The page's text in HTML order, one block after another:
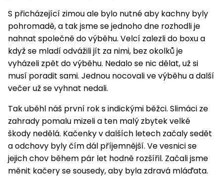
S přicházející zimou ale bylo nutné aby kachny byly
pohromadě, a tak jsme se jednoho dne rozhodli je
nahnat společně do výběhu. Velcí zalezli do boxu a
když se mladí odvážili jít za nimi, bez okolků je
vyházeli zpět do výběhu. Nedalo se nic dělat, už si
musí poradit sami. Jednou nocovali ve výběhu a další
večer už se vyhnat nedali.
Tak uběhl náš první rok s indickými běžci. Slimáci ze
zahrady pomalu mizeli a ten malý zbytek velké
škody nedělá. Kačenky v dalších letech začaly sedět
a odchovy byly čím dál příjemnější. Ve vesnici se
jejich chov během pár let hodně rozšířil. Začali jsme
měnit kačery se sousedy, aby byla zdravá mláďata.